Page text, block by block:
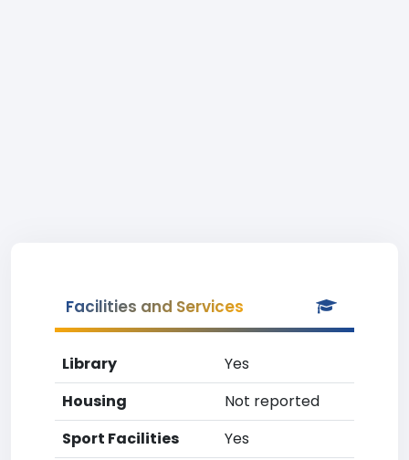
Facilities and Services
Library
Yes
Housing
Not reported
Sport Facilities
Yes